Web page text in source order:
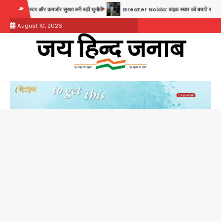
content
और कमजोर सुरक्षा बनी बड़ी चुनौती Greater Noida: बाइक सवार को बचाते समय निर्माणाधीन नाले
August 10, 2026